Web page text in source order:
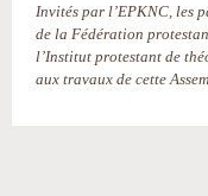
Invités par l’EPKNC, les
de la Fédération
l’Institut protestant de
aux travaux de cette